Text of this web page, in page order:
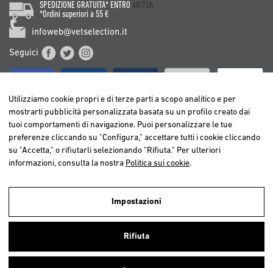
Utilizziamo cookies propri e di terze parti per realizzare analisi della
navigazione degli utenti e così poter offrire un miglior servizio.
ulteriori informazioniclicca qui.
SPEDIZIONE GRATUITA* ENTRO 48/72h
*Ordini superiori a 55 €
infoweb@vetselection.it
Seguici
BELGIË / BELGIQUE
DEUTSCHLAND
ESPAÑA
ITALIA
NEDERLAND
ÖSTERREICH
Utilizziamo cookie propri e di terze parti a scopo analitico e per
mostrarti pubblicità personalizzata basata su un profilo creato dai
tuoi comportamenti di navigazione. Puoi personalizzare le tue
preferenze cliccando su "Configura," accettare tutti i cookie cliccando
su "Accetta," o rifiutarli selezionando "Rifiuta." Per ulteriori
informazioni, consulta la nostra Politica sui cookie.
Impostazioni
Rifiuta